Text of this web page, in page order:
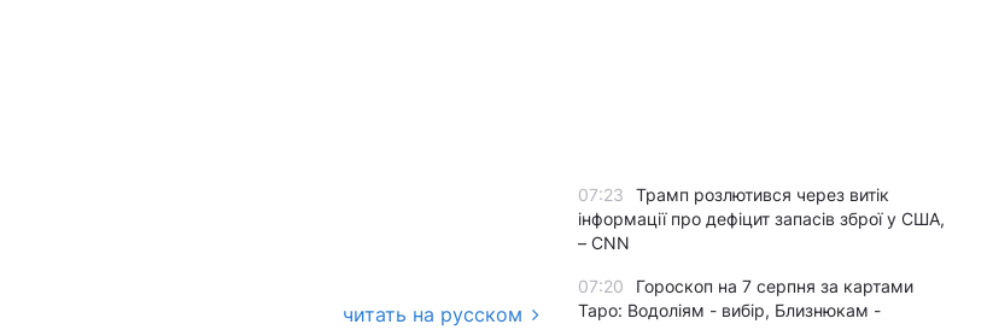
читать на русском
07:23
Трамп розлютився через витік
інформації про дефіцит запасів зброї у США,
– CNN
07:20
Гороскоп на 7 серпня за картами
Таро: Водоліям - вибір, Близнюкам -